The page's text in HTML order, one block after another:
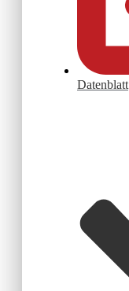
Datenblatt